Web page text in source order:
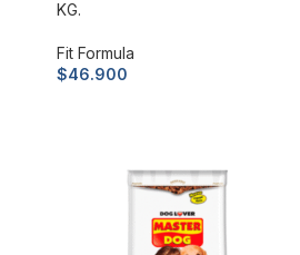
KG.
Fit Formula
$46.900